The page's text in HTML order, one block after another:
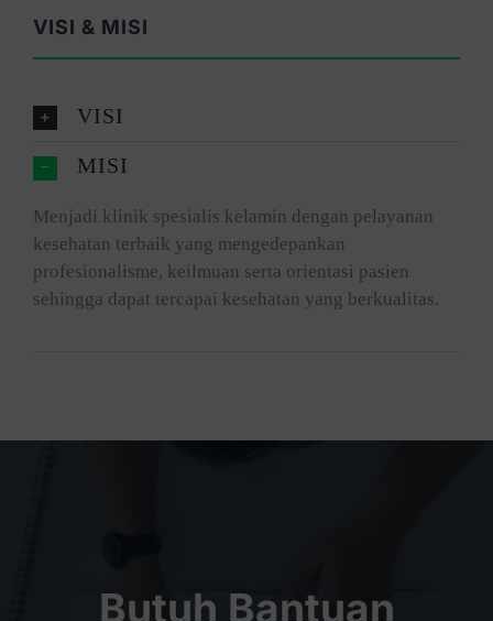
VISI & MISI
VISI
MISI
Menjadi klinik spesialis kelamin dengan pelayanan
kesehatan terbaik yang mengedepankan
profesionalisme, keilmuan serta orientasi pasien
sehingga dapat tercapai kesehatan yang berkualitas.
Butuh Bantuan